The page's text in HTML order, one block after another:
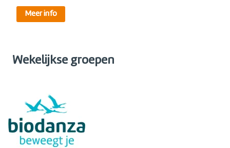
Meer info
Wekelijkse groepen